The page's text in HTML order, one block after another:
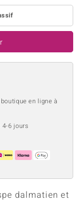
en ligne à
4-6 jours
dalmatien et